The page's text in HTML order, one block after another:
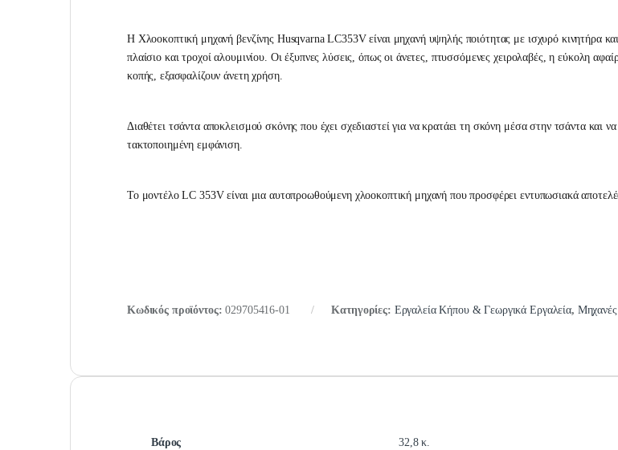
H Χλοοκοπτική μηχανή βενζίνης Husqvarna LC353V είναι μηχανή υψηλής ποιότητας με ισχυρό κινητήρα
πλαίσιο και τροχοί αλουμινίου. Οι έξυπνες λύσεις, όπως οι άνετες, πτυσσόμενες χειρολαβές, η εύκολη
κοπής, εξασφαλίζουν άνετη χρήση.
Διαθέτει τσάντα αποκλεισμού σκόνης που έχει σχεδιαστεί για να κρατάει τη σκόνη μέσα στην τσάντα και
τακτοποιημένη εμφάνιση.
Το μοντέλο LC 353V είναι μια αυτοπροωθούμενη χλοοκοπτική μηχανή που προσφέρει εντυπωσιακά
Κωδικός προϊόντος:029705416-01 Κατηγορίες: Εργαλεία Κήπου & Γεωργικά Εργαλεία,
Βάρος 32,8 κ.